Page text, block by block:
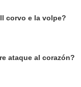
corvo e la volpe?
ataque al corazón?